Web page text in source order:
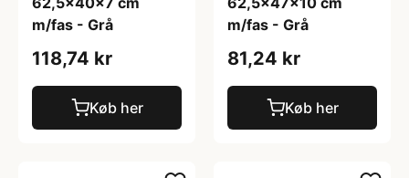
m/fas - Grå
118,74 kr
Køb her
m/fas - Grå
81,24 kr
Køb her